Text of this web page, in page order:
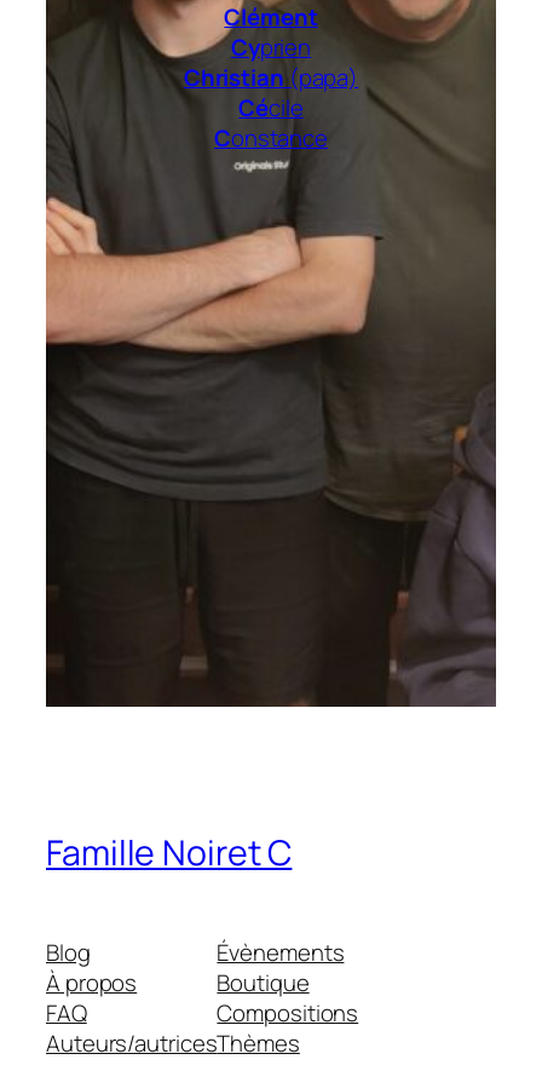
Clément
Cyprien
Christian (papa)
Cécile
Constance
Famille Noiret C
Blog
À propos
FAQ
Auteurs/autrices
Évènements
Boutique
Compositions
Thèmes